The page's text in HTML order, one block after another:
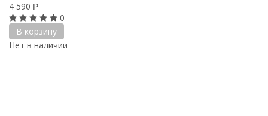
4 590 Р
0
В корзину
Нет в наличии